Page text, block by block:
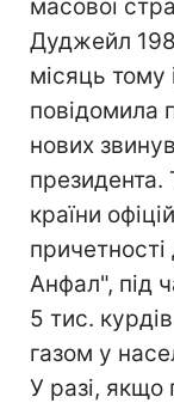
масової
Дуджейл
місяць тому
повідомила
нових
президента.
країни
причетності
Анфал", під
5 тис.
газом у
У разі, якщо